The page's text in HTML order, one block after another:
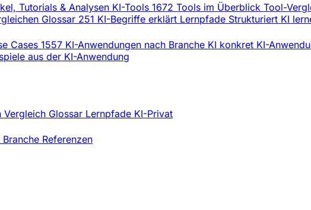
Tutorials & Analysen KI-Tools 1672 Tools im Überblick Tool-
Glossar 251 KI-Begriffe erklärt Lernpfade Strukturiert KI
Cases 1557 KI-Anwendungen nach Branche KI konkret KI-
aus der KI-Anwendung
Vergleich Glossar Lernpfade KI-Privat
Referenzen